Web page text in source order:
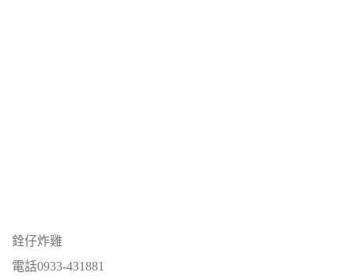
銓仔炸雞
電話0933-431881